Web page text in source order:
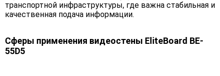
транспортной инфраструктуры, где важна стабильная и
качественная подача информации.
Сферы применения видеостены EliteBoard BE-
55D5